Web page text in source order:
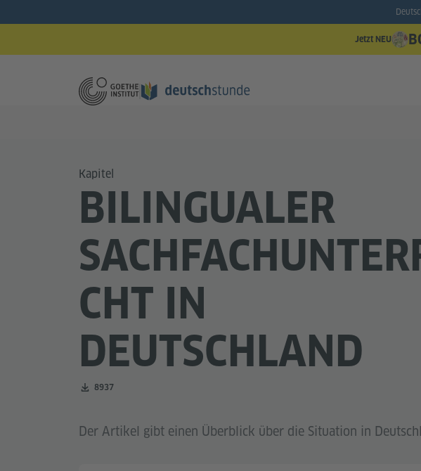
Jetzt NEU
Kapitel
BILINGUALER
CHT IN
DEUTSCHLAND
Zahl der Downloads:
8937
Der Artikel gibt einen Überblick über die Situation in